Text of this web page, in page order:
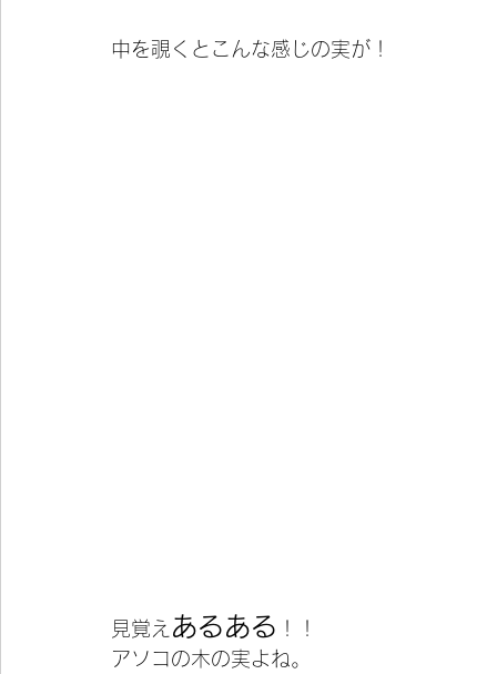
中を覗くとこんな感じの実が！
見覚え あるある ！！
アソコの木の実よね。